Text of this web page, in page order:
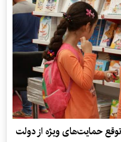
حمایت‌های ویژه از دولت